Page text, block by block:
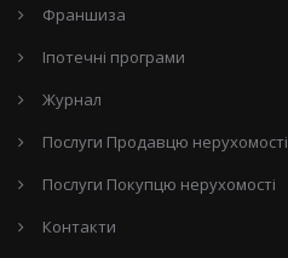
Франшиза
Іпотечні програми
Журнал
Послуги Продавцю нерухомості
Послуги Покупцю нерухомості
Контакти